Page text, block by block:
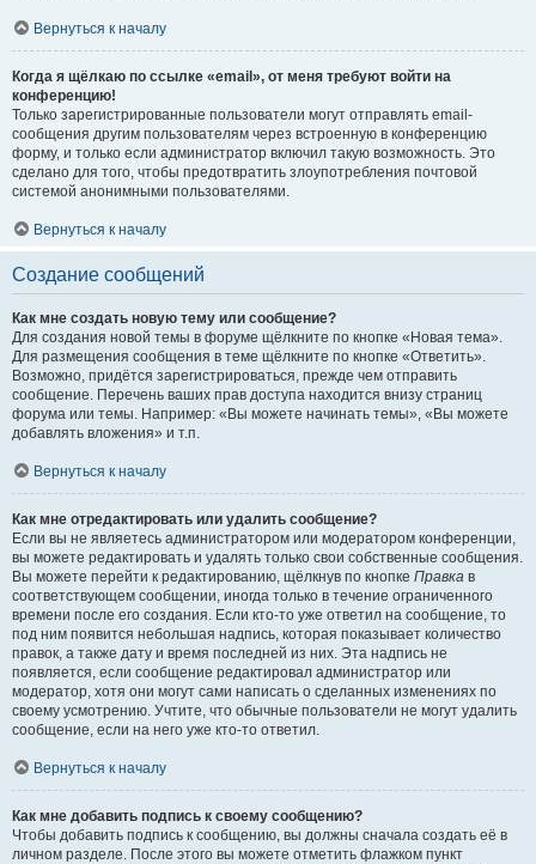
Вернуться к началу
Когда я щёлкаю по ссылке «email», от меня требуют войти на
конференцию!
Только зарегистрированные пользователи могут отправлять email-
сообщения другим пользователям через встроенную в конференцию
форму, и только если администратор включил такую возможность. Это
сделано для того, чтобы предотвратить злоупотребления почтовой
системой анонимными пользователями.
Вернуться к началу
Создание сообщений
Как мне создать новую тему или сообщение?
Для создания новой темы в форуме щёлкните по кнопке «Новая тема».
Для размещения сообщения в теме щёлкните по кнопке «Ответить».
Возможно, придётся зарегистрироваться, прежде чем отправить
сообщение. Перечень ваших прав доступа находится внизу страниц
форума или темы. Например: «Вы можете начинать темы», «Вы можете
добавлять вложения» и т.п.
Вернуться к началу
Как мне отредактировать или удалить сообщение?
Если вы не являетесь администратором или модератором конференции,
вы можете редактировать и удалять только свои собственные сообщения.
Вы можете перейти к редактированию, щёлкнув по кнопке Правка в
соответствующем сообщении, иногда только в течение ограниченного
времени после его создания. Если кто-то уже ответил на сообщение, то
под ним появится небольшая надпись, которая показывает количество
правок, а также дату и время последней из них. Эта надпись не
появляется, если сообщение редактировал администратор или
модератор, хотя они могут сами написать о сделанных изменениях по
своему усмотрению. Учтите, что обычные пользователи не могут удалить
сообщение, если на него уже кто-то ответил.
Вернуться к началу
Как мне добавить подпись к своему сообщению?
Чтобы добавить подпись к сообщению, вы должны сначала создать её в
личном разделе. После этого вы можете отметить флажком пункт